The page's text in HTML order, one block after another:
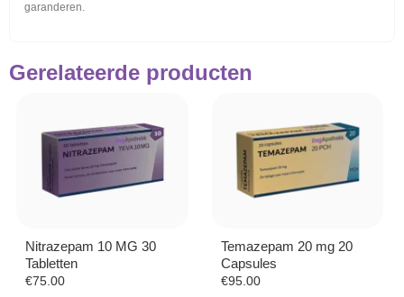
garanderen.
Gerelateerde producten
Nitrazepam 10 MG 30
Tabletten
€75.00
Temazepam 20 mg 20
Capsules
€95.00